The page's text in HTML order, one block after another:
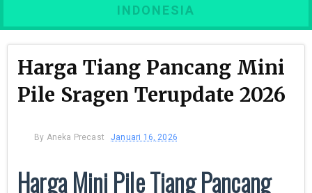
INDONESIA
Harga Tiang Pancang Mini
Pile Sragen Terupdate 2026
By Aneka Precast Januari 16, 2026
Harga Mini Pile Tiang Pancang